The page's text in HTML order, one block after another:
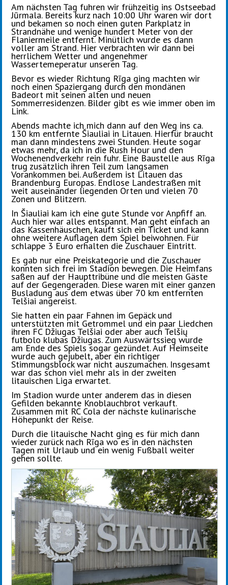
Am nächsten Tag fuhren wir frühzeitig ins Ostseebad
Jūrmala. Bereits kurz nach 10:00 Uhr waren wir dort
und bekamen so noch einen guten Parkplatz in
Strandnähe und wenige hundert Meter von der
Flaniermeile entfernt. Minütlich wurde es dann
voller am Strand. Hier verbrachten wir dann bei
herrlichem Wetter und angenehmer
Wassertemeperatur unseren Tag.
Bevor es wieder Richtung Rīga ging machten wir
noch einen Spaziergang durch den mondänen
Badeort mit seinen alten und neuen
Sommerresidenzen. Bilder gibt es wie immer oben im
Link.
Abends machte ich mich dann auf den Weg ins ca.
130 km entfernte Šiauliai in Litauen. Hierfür braucht
man dann mindestens zwei Stunden. Heute sogar
etwas mehr, da ich in die Rush Hour und den
Wochenendverkehr rein fuhr. Eine Baustelle aus Rīga
trug zusätzlich ihren Teil zum langsamen
Vorankommen bei. Außerdem ist Litauen das
Brandenburg Europas. Endlose Landestraßen mit
weit auseinander liegenden Orten und vielen 70
Zonen und Blitzern.
In Šiauliai kam ich eine gute Stunde vor Anpfiff an.
Auch hier war alles entspannt. Man geht einfach an
das Kassenhäuschen, kauft sich ein Ticket und kann
ohne weitere Auflagen dem Spiel beiwohnen. Für
schlappe 3 Euro erhalten die Zuschauer Eintritt.
Es gab nur eine Preiskategorie und die Zuschauer
konnten sich frei im Stadion bewegen. Die Heimfans
saßen auf der Haupttribüne und die meisten Gäste
auf der Gegengeraden. Diese waren mit einer ganzen
Busladung aus dem etwas über 70 km entfernten
Telšiai angereist.
Sie hatten ein paar Fahnen im Gepäck und
unterstützten mit Getrommel und ein paar Liedchen
ihren FC Džiugas Telšiai oder aber auch Telšių
futbolo klubas Džiugas. Zum Auswärtssieg wurde
am Ende des Spiels sogar gezündet. Auf Heimseite
wurde auch gejubelt, aber ein richtiger
Stimmungsblock war nicht auszumachen. Insgesamt
war das schon viel mehr als in der zweiten
litauischen Liga erwartet.
Im Stadion wurde unter anderem das in diesen
Gefilden bekannte Knoblauchbrot verkauft.
Zusammen mit RC Cola der nächste kulinarische
Höhepunkt der Reise.
Durch die litauische Nacht ging es für mich dann
wieder zurück nach Rīga wo es in den nächsten
Tagen mit Urlaub und ein wenig Fußball weiter
gehen sollte.